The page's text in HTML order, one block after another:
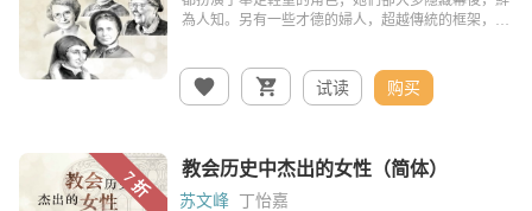
试读 购买
苏文峰 丁怡嘉